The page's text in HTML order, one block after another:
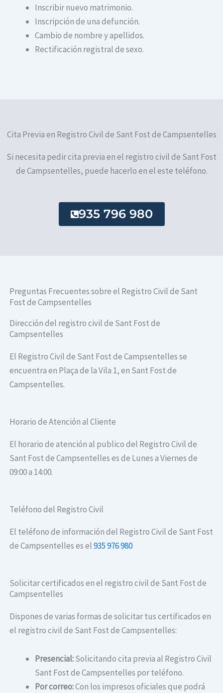
Inscribir nuevo matrimonio.
Inscripción de una defunción.
Cambio de nombre y apellidos.
Rectificación registral de sexo.
Cita Previa en Registro Civil de Sant Fost de Campsentelles
Si necesita pedir cita previa en el registro civil de Sant Fost
de Campsentelles, puede hacerlo en el este teléfono.
935 796 980
Preguntas Frecuentes sobre el Registro Civil de Sant
Fost de Campsentelles
Dirección del registro civil de Sant Fost de
Campsentelles
El Registro Civil de Sant Fost de Campsentelles se
encuentra en Plaça de la Vila 1, en Sant Fost de
Campsentelles.
Horario de Atención al Cliente
El horario de atención al publico del Registro Civil de
Sant Fost de Campsentelles es de Lunes a Viernes de
09:00 a 14:00.
Teléfono del Registro Civil
El teléfono de información del Registro Civil de Sant Fost
de Campsentelles es el935 976 980
Solicitar certificados en el registro civil de Sant Fost de
Campsentelles
Dispones de varias formas de solicitar tus certificados en
el registro civil de Sant Fost de Campsentelles:
Presencial:Solicitando cita previa al Registro Civil
Sant Fost de Campsentelles por teléfono.
Por correo:Con los impresos oficiales que podrá